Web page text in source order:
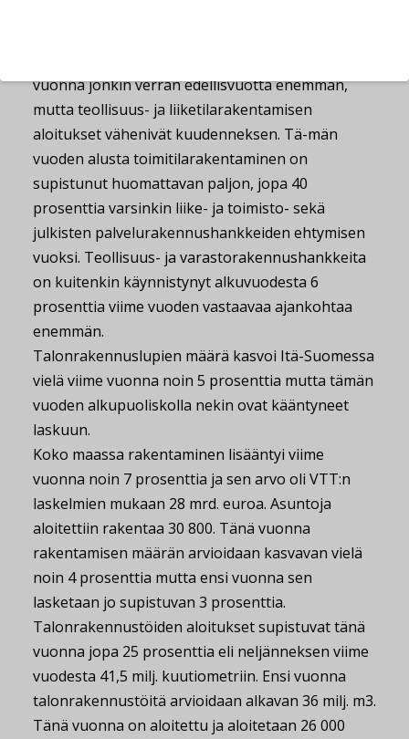
vuonna jonkin verran edellisvuotta enemmän,
mutta teollisuus- ja liiketilarakentamisen
aloitukset vähenivät kuudenneksen. Tä-män
vuoden alusta toimitilarakentaminen on
supistunut huomattavan paljon, jopa 40
prosenttia varsinkin liike- ja toimisto- sekä
julkisten palvelurakennushankkeiden ehtymisen
vuoksi. Teollisuus- ja varastorakennushankkeita
on kuitenkin käynnistynyt alkuvuodesta 6
prosenttia viime vuoden vastaavaa ajankohtaa
enemmän.
Talonrakennuslupien määrä kasvoi Itä-Suomessa
vielä viime vuonna noin 5 prosenttia mutta tämän
vuoden alkupuoliskolla nekin ovat kääntyneet
laskuun.
Koko maassa rakentaminen lisääntyi viime
vuonna noin 7 prosenttia ja sen arvo oli VTT:n
laskelmien mukaan 28 mrd. euroa. Asuntoja
aloitettiin rakentaa 30 800. Tänä vuonna
rakentamisen määrän arvioidaan kasvavan vielä
noin 4 prosenttia mutta ensi vuonna sen
lasketaan jo supistuvan 3 prosenttia.
Talonrakennustöiden aloitukset supistuvat tänä
vuonna jopa 25 prosenttia eli neljänneksen viime
vuodesta 41,5 milj. kuutiometriin. Ensi vuonna
talonrakennustöitä arvioidaan alkavan 36 milj. m3.
Tänä vuonna on aloitettu ja aloitetaan 26 000